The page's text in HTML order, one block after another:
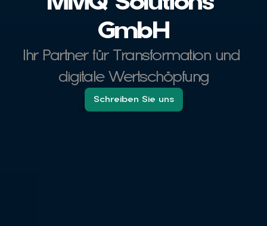
GmbH
Ihr Partner für Transformation und
digitale Wertschöpfung
Schreiben Sie uns